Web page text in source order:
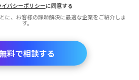
イバシーポリシーに同意する
に、お客様の課題解決に最適な企業をご紹介しま
す。
料で相談する